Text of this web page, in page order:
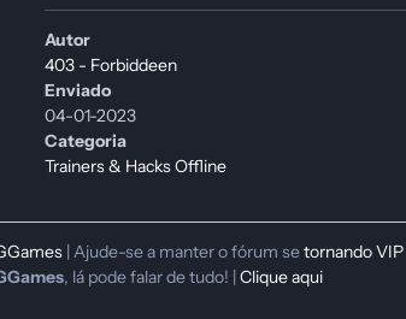
Autor
403 - Forbiddeen
Enviado
04-01-2023
Categoria
Trainers & Hacks Offline
| Ajude-se a manter o fórum setornando VIP
, lá pode falar de tudo! |Clique aqui